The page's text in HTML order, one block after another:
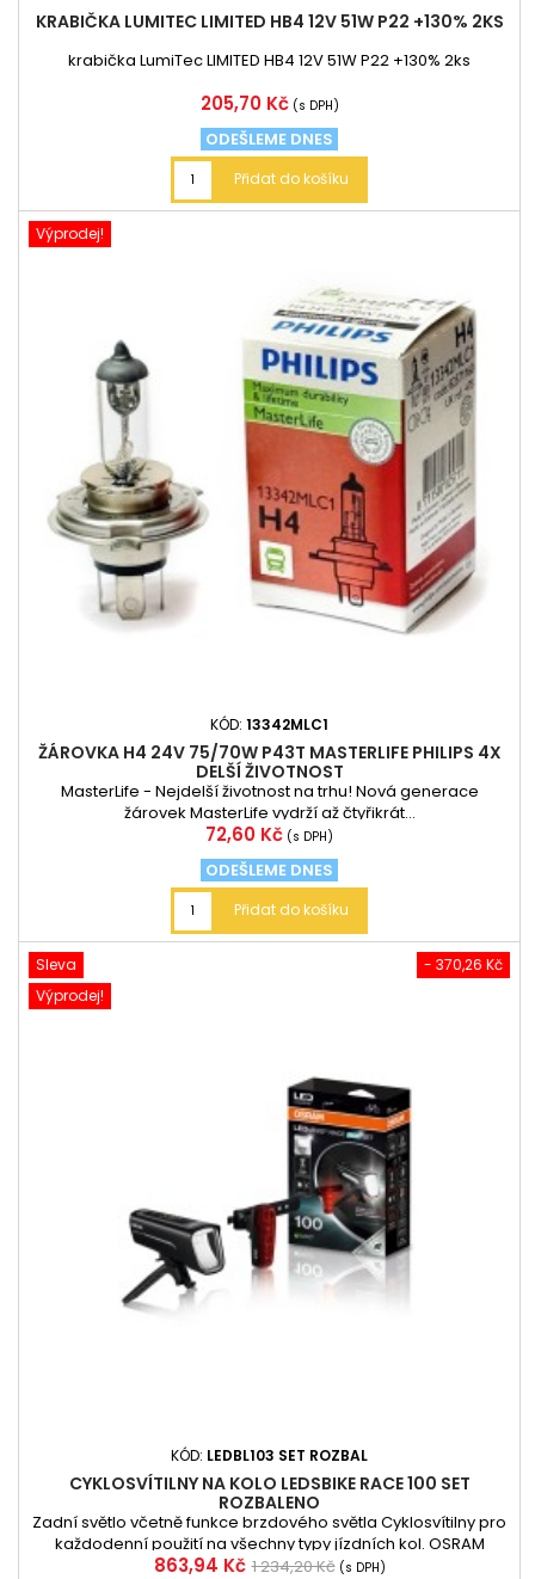
KRABIČKA LUMITEC LIMITED HB4 12V 51W P22 +130% 2KS
krabička LumiTec LIMITED HB4 12V 51W P22 +130% 2ks
Cena
205,70 Kč (s DPH)
ODEŠLEME DNES
Přidat do košíku
Výprodej!
KÓD: 13342MLC1
ŽÁROVKA H4 24V 75/70W P43T MASTERLIFE PHILIPS 4X
DELŠÍ ŽIVOTNOST
MasterLife - Nejdelší životnost na trhu! Nová generace
žárovek MasterLife vydrží až čtyřikrát...
Cena
72,60 Kč (s DPH)
ODEŠLEME DNES
Přidat do košíku
- 370,26 Kč
Sleva
Výprodej!
KÓD: LEDBL103 SET ROZBAL
CYKLOSVÍTILNY NA KOLO LEDSBIKE RACE 100 SET
ROZBALENO
Zadní světlo včetně funkce brzdového světla Cyklosvítilny pro
každodenní použití na všechny typy jízdních kol. OSRAM
LEDsBIKE RACE - až 13 hodin provozu
Cena
863,94 Kč Běžná
1 234,20 Kč (s DPH)